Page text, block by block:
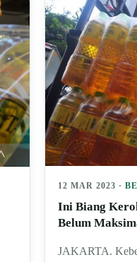
12 MAR 2023 ·
Ini Biang
Belum
JAKARTA.